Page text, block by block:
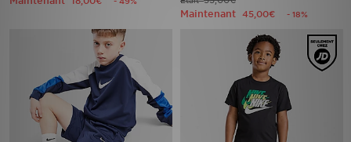
Maintenant 45,00€ - 18%